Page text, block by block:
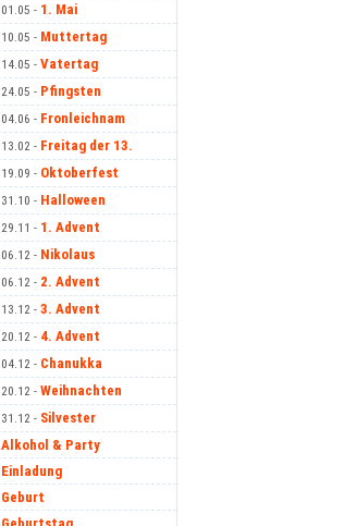
01.05 - 1. Mai
10.05 - Muttertag
14.05 - Vatertag
24.05 - Pfingsten
04.06 - Fronleichnam
13.02 - Freitag der 13.
19.09 - Oktoberfest
31.10 - Halloween
29.11 - 1. Advent
06.12 - Nikolaus
06.12 - 2. Advent
13.12 - 3. Advent
20.12 - 4. Advent
04.12 - Chanukka
20.12 - Weihnachten
31.12 - Silvester
Alkohol & Party
Einladung
Geburt